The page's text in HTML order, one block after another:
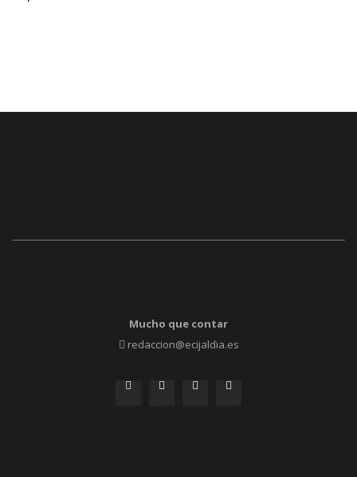
Mucho que contar
redaccion@ecijaldia.es